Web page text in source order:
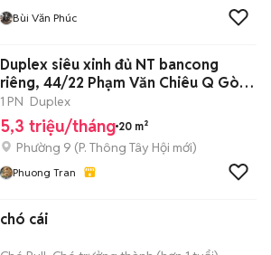
Bùi Văn Phúc
Duplex siêu xinh đủ NT bancong
riêng, 44/22 Phạm Văn Chiêu Q Gò
Vấp
1 PN Duplex
5,3 triệu/tháng 20 m²
Phường 9 (P. Thông Tây Hội mới)
Phuong Tran
chó cái